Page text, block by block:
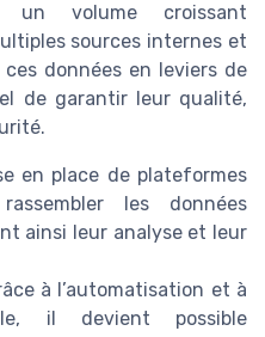
un volume croissant
sources internes et
données en leviers de
de garantir leur qualité,
en place de plateformes
les données
ainsi leur analyse et leur
à l’automatisation et à
il devient possible